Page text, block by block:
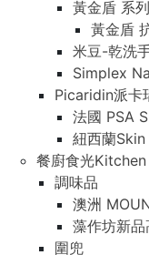
黃金盾 系列
黃金盾
米豆-乾洗
Simplex
Picaridin派卡
法國 PSA
紐西蘭
餐廚食光Kitchen
調味品
澳洲
藻作坊新
圍兜